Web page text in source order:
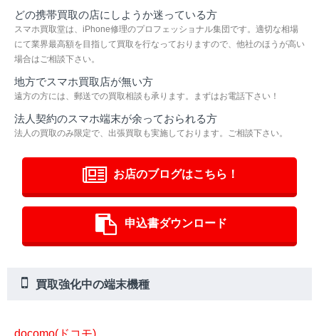
どの携帯買取の店にしようか迷っている方
スマホ買取堂は、iPhone修理のプロフェッショナル集団です。適切な相場
にて業界最高額を目指して買取を行なっておりますので、他社のほうが高い
場合はご相談下さい。
地方でスマホ買取店が無い方
遠方の方には、郵送での買取相談も承ります。まずはお電話下さい！
法人契約のスマホ端末が余っておられる方
法人の買取のみ限定で、出張買取も実施しております。ご相談下さい。
お店のブログはこちら！
申込書ダウンロード
買取強化中の端末機種